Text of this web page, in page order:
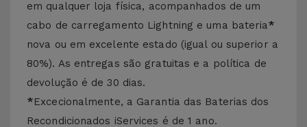
em qualquer loja física, acompanhados de um
cabo de carregamento Lightning e uma bateria*
nova ou em excelente estado (igual ou superior a
80%). As entregas são gratuitas e a política de
devolução é de 30 dias.
*Excecionalmente, a Garantia das Baterias dos
Recondicionados iServices é de 1 ano.